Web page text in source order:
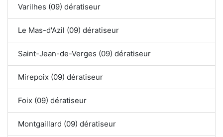
Varilhes (09) dératiseur
Le Mas-d'Azil (09) dératiseur
Saint-Jean-de-Verges (09) dératiseur
Mirepoix (09) dératiseur
Foix (09) dératiseur
Montgaillard (09) dératiseur